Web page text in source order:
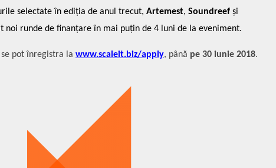
selectate în ediția de anul trecut, Artemest, Soundreef și
noi runde de finanțare în mai puțin de 4 luni de la eveniment.
pot înregistra la www.scaleit.biz/apply, până pe 30 iunie 2018.